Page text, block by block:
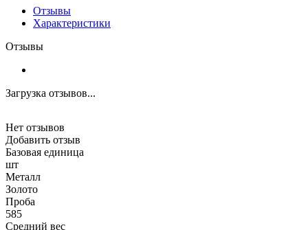
Отзывы
Характеристики
Отзывы
Загрузка отзывов...
Нет отзывов
Добавить отзыв
Базовая единица
шт
Металл
Золото
Проба
585
Средний вес